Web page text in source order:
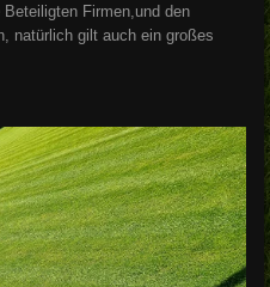
Firmen,und den
natürlich gilt auch ein großes